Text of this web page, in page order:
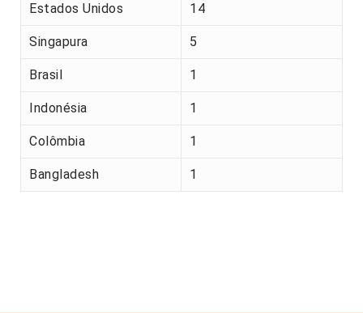
Estados Unidos 14
Singapura 5
Brasil 1
Indonésia 1
Colômbia 1
Bangladesh 1